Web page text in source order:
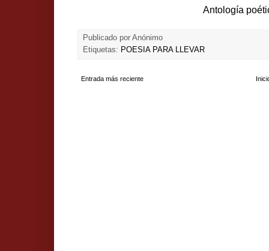
Antología
Publicado por Anónimo
Etiquetas: POESIA PARA LLEVAR
Entrada más reciente